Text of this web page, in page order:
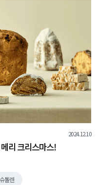
2024.12.10
리 크리스마스!
톨렌